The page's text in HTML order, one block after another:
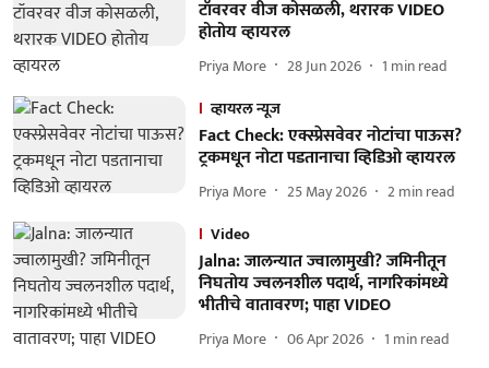
टॉवरवर वीज कोसळली, थरारक VIDEO
होतोय व्हायरल
Priya More 28 Jun 2026 1 min read
व्हायरल न्यूज
Fact Check: एक्स्प्रेसवेवर नोटांचा पाऊस?
ट्रकमधून नोटा पडतानाचा व्हिडिओ व्हायरल
Priya More 25 May 2026 2min read
Video
Jalna: जालन्यात ज्वालामुखी? जमिनीतून
निघतोय ज्वलनशील पदार्थ, नागरिकांमध्ये
भीतीचे वातावरण; पाहा VIDEO
Priya More 06 Apr 2026 1 min read